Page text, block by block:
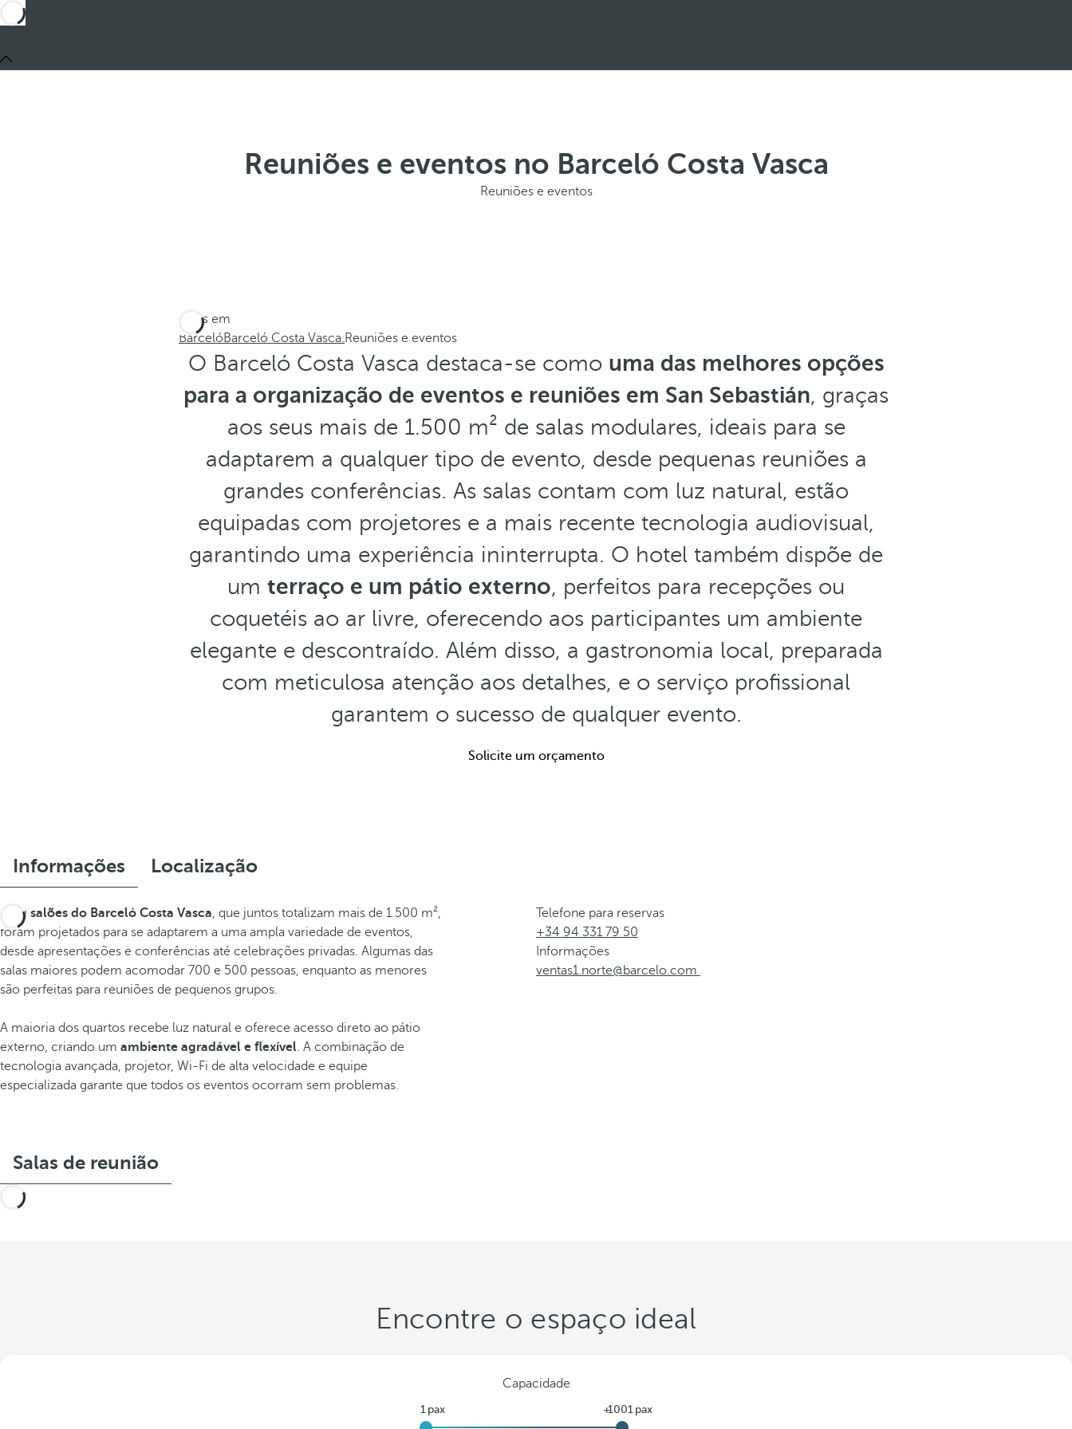
Reuniões e eventos no Barceló Costa Vasca
Reuniões e eventos
Estes em
BarcelóBarceló Costa Vasca.Reuniões e eventos
O Barceló Costa Vasca destaca-se como uma das melhores opções
para a organização de eventos e reuniões em San Sebastián, graças
aos seus mais de 1.500 m² de salas modulares, ideais para se
adaptarem a qualquer tipo de evento, desde pequenas reuniões a
grandes conferências. As salas contam com luz natural, estão
equipadas com projetores e a mais recente tecnologia audiovisual,
garantindo uma experiência ininterrupta. O hotel também dispõe de
um terraço e um pátio externo, perfeitos para recepções ou
coquetéis ao ar livre, oferecendo aos participantes um ambiente
elegante e descontraído. Além disso, a gastronomia local, preparada
com meticulosa atenção aos detalhes, e o serviço profissional
garantem o sucesso de qualquer evento.
Solicite um orçamento
Informações Localização
9 salões do Barceló Costa Vasca, que juntos totalizam mais de 1.500 m²,
foram projetados para se adaptarem a uma ampla variedade de eventos,
desde apresentações e conferências até celebrações privadas. Algumas das
salas maiores podem acomodar 700 e 500 pessoas, enquanto as menores
são perfeitas para reuniões de pequenos grupos.
A maioria dos quartos recebe luz natural e oferece acesso direto ao pátio
externo, criando um ambiente agradável e flexível. A combinação de
tecnologia avançada, projetor, Wi-Fi de alta velocidade e equipe
especializada garante que todos os eventos ocorram sem problemas.
Telefone para reservas
+34 94 331 79 50
Informações
ventas1.norte@barcelo.com
Salas de reunião
Encontre o espaço ideal
Capacidade